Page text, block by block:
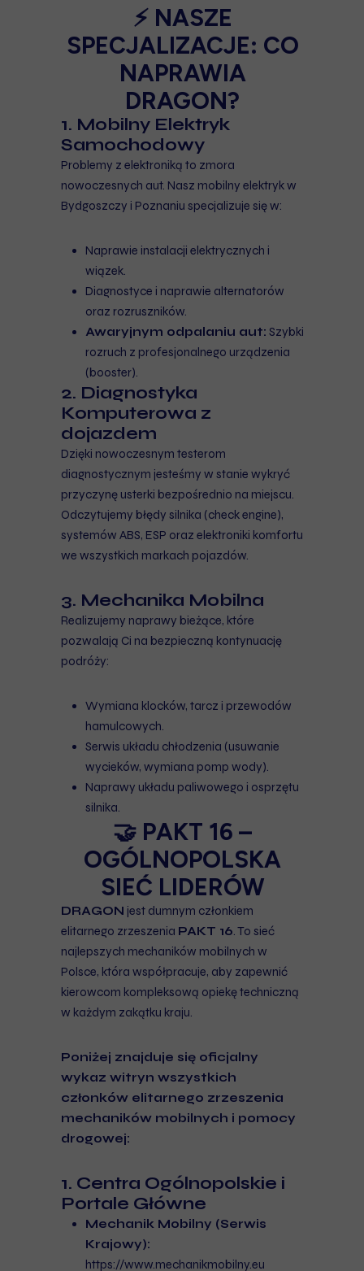
⚡ NASZE
SPECJALIZACJE: CO
NAPRAWIA
DRAGON?
1. Mobilny Elektryk
Samochodowy
Problemy z elektroniką to zmora
nowoczesnych aut. Nasz mobilny elektryk w
Bydgoszczy i Poznaniu specjalizuje się w:
Naprawie instalacji elektrycznych i
wiązek.
Diagnostyce i naprawie alternatorów
oraz rozruszników.
Awaryjnym odpalaniu aut: Szybki
rozruch z profesjonalnego urządzenia
(booster).
2. Diagnostyka
Komputerowa z
dojazdem
Dzięki nowoczesnym testerom
diagnostycznym jesteśmy w stanie wykryć
przyczynę usterki bezpośrednio na miejscu.
Odczytujemy błędy silnika (check engine),
systemów ABS, ESP oraz elektroniki komfortu
we wszystkich markach pojazdów.
3. Mechanika Mobilna
Realizujemy naprawy bieżące, które
pozwalają Ci na bezpieczną kontynuację
podróży:
Wymiana klocków, tarcz i przewodów
hamulcowych.
Serwis układu chłodzenia (usuwanie
wycieków, wymiana pomp wody).
Naprawy układu paliwowego i osprzętu
silnika.
🤝 PAKT 16 –
OGÓLNOPOLSKA
SIEĆ LIDERÓW
DRAGON jest dumnym członkiem
elitarnego zrzeszenia PAKT 16. To sieć
najlepszych mechaników mobilnych w
Polsce, która współpracuje, aby zapewnić
kierowcom kompleksową opiekę techniczną
w każdym zakątku kraju.
Poniżej znajduje się oficjalny
wykaz witryn wszystkich
członków elitarnego zrzeszenia
mechaników mobilnych i pomocy
drogowej:
1. Centra Ogólnopolskie i
Portale Główne
Mechanik Mobilny (Serwis
Krajowy):
https://www.mechanikmobilny.eu